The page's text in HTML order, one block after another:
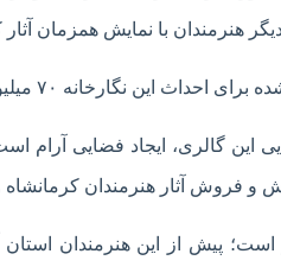
دیگر هنرمندان با نمایش همزمان
٧٠ میلیون تومان اعلام شده که تمام آن توسط بخش خصوصی تأمین شده است.
این گالری، ایجاد فضایی آرام
و فروش آثار هنرمندان
است؛ پیش از این هنرمندان